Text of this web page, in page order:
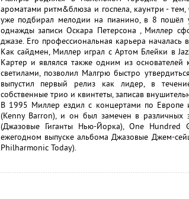
ароматами ритм&блюза и госпела, каунтри -
уже подбирал мелодии на пианино, в 8 пошёл
однажды записи Оскара Петерсона , Миллер
джазе. Его профессиональная карьера
Как сайдмен, Миллер играл с Артом Блейки в
Картер и являлся также одним из основателей
светилами, позволил Малгрю быстро
выпустил первый релиз как лидер, в
собственные трио и квинтеты, записав
В 1995 Миллер ездил с концертами по
(Kenny Barron), и он был замечен в различных
(Джазовые Гиганты Нью-Йорка), One
ежегодном выпуске альбома Джазовые Джем-
Philharmonic Today).